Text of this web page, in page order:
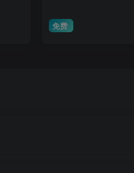
免费